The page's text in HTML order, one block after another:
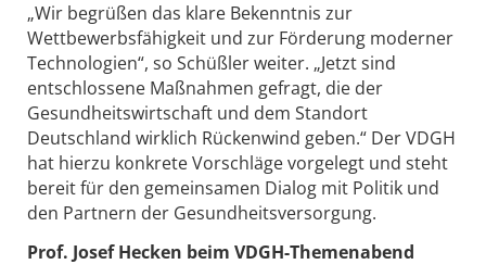
„Wir begrüßen das klare Bekenntnis zur
Wettbewerbsfähigkeit und zur Förderung moderner
Technologien“, so Schüßler weiter. „Jetzt sind
entschlossene Maßnahmen gefragt, die der
Gesundheitswirtschaft und dem Standort
Deutschland wirklich Rückenwind geben.“ Der VDGH
hat hierzu konkrete Vorschläge vorgelegt und steht
bereit für den gemeinsamen Dialog mit Politik und
den Partnern der Gesundheitsversorgung.
Prof. Josef Hecken beim VDGH-Themenabend